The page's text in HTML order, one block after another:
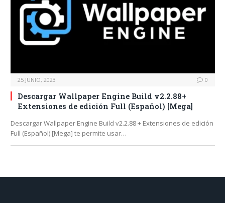
25 JUNIO, 2023 0
Descargar Wallpaper Engine Build v2.2.88+
Extensiones de edición Full (Español) [Mega]
Descargar Wallpaper Engine Build v2.2.88 + Extensiones de edición
Full (Español) [Mega] te permite usar…